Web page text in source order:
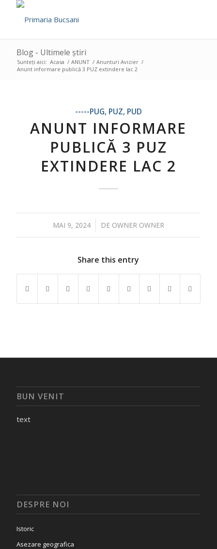
Blog - Ultimele știri
Sunteți aici: Acasa / ANUNT / Anunturi Avizier /
Anunt informare publică 3 PUZ extindere lac 2
-----PUG, PUZ, PUD
ANUNT INFORMARE
PUBLICĂ 3 PUZ
EXTINDERE LAC 2
MAI 9, 2024
/ DE OWNER OWNER
Share this entry
BUN VENIT
text
DESPRE NOI
Istoric
Asezare geografica